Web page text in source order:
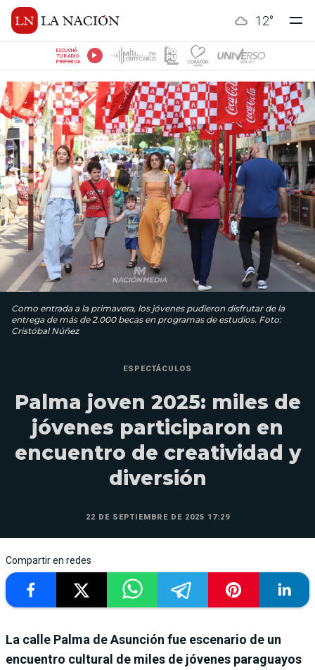
12°
ESCUCHÁ
TU RADIO
PREFERIDA
Como entrada a la primavera, los jóvenes pudieron disfrutar de la
entrega de más de 2.000 becas en programas de estudios. Foto:
Cristóbal Núñez
ESPECTÁCULOS
Palma joven 2025: miles de
jóvenes participaron en
encuentro de creatividad y
diversión
22 DE SEPTIEMBRE DE 2025 17:29
Compartir en redes
La calle Palma de Asunción fue escenario de un
encuentro cultural de miles de jóvenes paraguayos